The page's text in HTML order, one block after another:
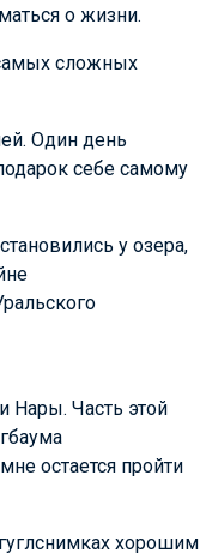
о жизни.
сложных
Один день
себе самому
у озера,
Нары. Часть этой
остается пройти
хорошим